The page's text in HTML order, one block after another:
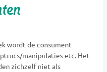
wordt de consument
manipulaties etc. Het
zichzelf niet als